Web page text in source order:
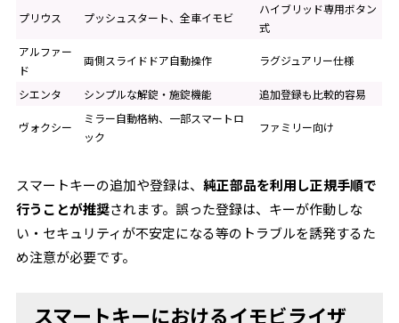
プリウス プッシュスタート、全車イモビ
ハイブリッド専用ボタン
式
アルファー
ド
両側スライドドア自動操作 ラグジュアリー仕様
シエンタ シンプルな解錠・施錠機能 追加登録も比較的容易
ヴォクシー
ミラー自動格納、一部スマートロ
ック
ファミリー向け
スマートキーの追加や登録は、純正部品を利用し正規手順で
行うことが推奨されます。誤った登録は、キーが作動しな
い・セキュリティが不安定になる等のトラブルを誘発するた
め注意が必要です。
スマートキーにおけるイモビライザ